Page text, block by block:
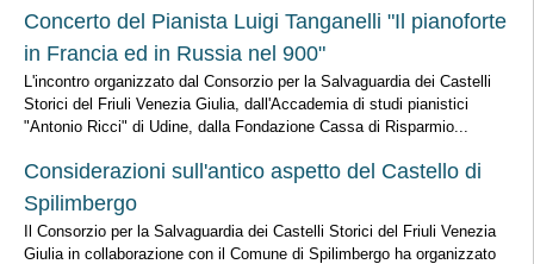
Concerto del Pianista Luigi Tanganelli "Il pianoforte
in Francia ed in Russia nel 900"
L'incontro organizzato dal Consorzio per la Salvaguardia dei Castelli
Storici del Friuli Venezia Giulia, dall'Accademia di studi pianistici
"Antonio Ricci" di Udine, dalla Fondazione Cassa di Risparmio...
Considerazioni sull'antico aspetto del Castello di
Spilimbergo
Il Consorzio per la Salvaguardia dei Castelli Storici del Friuli Venezia
Giulia in collaborazione con il Comune di Spilimbergo ha organizzato